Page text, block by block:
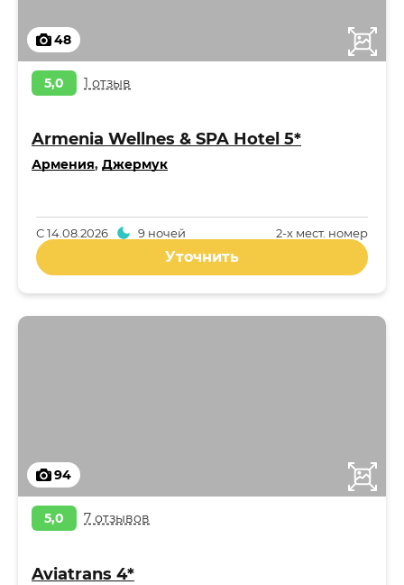
48
5,0 1 отзыв
Armenia Wellnes & SPA Hotel 5*
Армения, Джермук
2-x мест. номер
С14.08.2026 9 ночей
Уточнить
94
5,0 7 отзывов
Aviatrans 4*